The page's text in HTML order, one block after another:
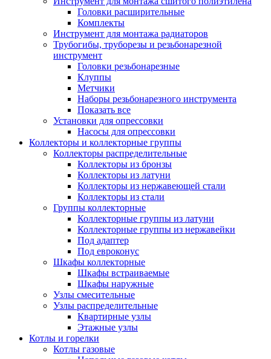
Головки расширительные
Комплекты
Инструмент для монтажа радиаторов
Трубогибы, труборезы и резьбонарезной
инструмент
Головки резьбонарезные
Клуппы
Метчики
Наборы резьбонарезного инструмента
Показать все
Установки для опрессовки
Насосы для опрессовки
Коллекторы и коллекторные группы
Коллекторы распределительные
Коллекторы из бронзы
Коллекторы из латуни
Коллекторы из нержавеющей стали
Коллекторы из стали
Группы коллекторные
Коллекторные группы из латуни
Коллекторные группы из нержавейки
Под адаптер
Под евроконус
Шкафы коллекторные
Шкафы встраиваемые
Шкафы наружные
Узлы смесительные
Узлы распределительные
Квартирные узлы
Этажные узлы
Котлы и горелки
Котлы газовые